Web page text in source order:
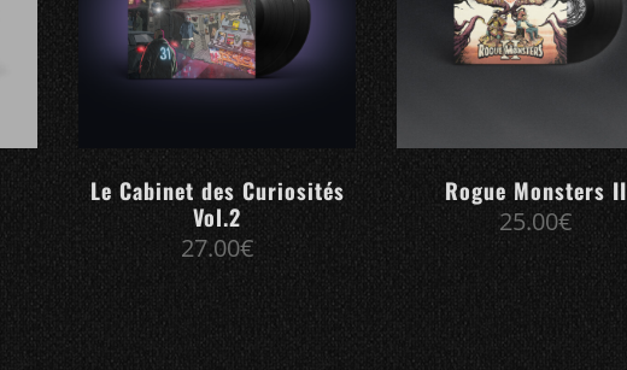
Le Cabinet des Curiosités
Vol.2
27.00€
Rogue Monsters II
25.00€